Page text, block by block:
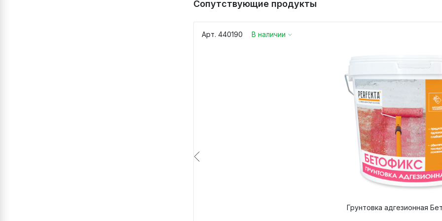
Размер частиц, мм
Рекомендуемая толщина слоя нанесения, мм
Сопутствующие продукты
Арт. 440190 В наличии
Грунтовка адгезионная